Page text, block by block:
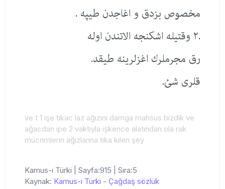
مخصوص بزدق و اغاجدن طیپه .
.٢ وقتیله اشكنجه الاتندن اوله
رق مجرملرك اغزلرینه طیقد.
قلری شئ.
ve t 1 işe tıkac laz ağızını damga mahsus bizdik ve
ağacdan ipe 2 vaktıyla işkence alatından ola rak
mücrimlerin ağızlarına tıka kıleri şey
Kamus-ı Türki | Sayfa:915 | Sıra:5
Kaynak: Kamus-ı Türki - Çağdaş sözlük